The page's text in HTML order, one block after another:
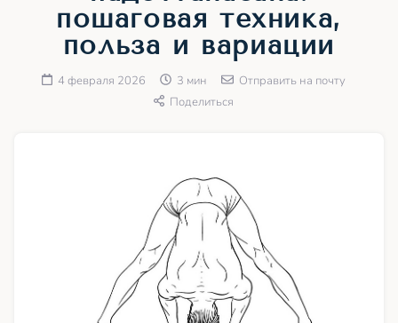
пошаговая техника,
польза и вариации
4 февраля 2026 3 мин
Отправить на почту
Поделиться